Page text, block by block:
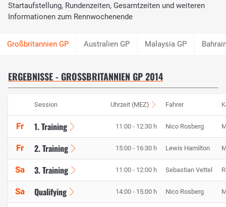
Startaufstellung, Rundenzeiten, Gesamtzeiten und weiteren
Informationen zum Rennwochenende
Australien GP Malaysia GP
ERGEBNISSE - GROSSBRITANNIEN GP 2014
Session Uhrzeit (MEZ) Fahrer
Fr 1. Training 11:00 - 12:30 h Nico Rosberg
Fr 2. Training 15:00 - 16:30 h Lewis Hamilton
Sa 3. Training 11:00 - 12:00 h Sebastian Vettel
Sa Qualifying 14:00 - 15:00 h Nico Rosberg